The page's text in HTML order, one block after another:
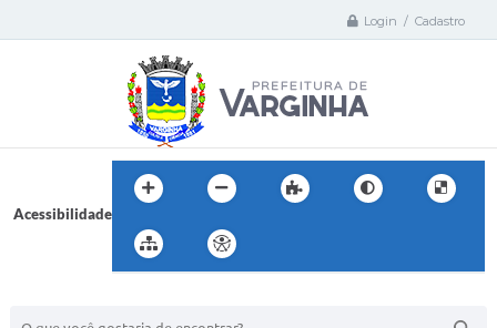
Login / Cadastro
Acessibilidade